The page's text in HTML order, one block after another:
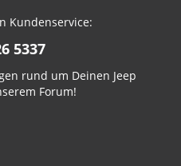
Kundenservice:
5337
rund um Deinen Jeep
Forum!